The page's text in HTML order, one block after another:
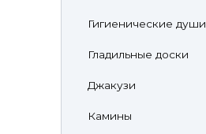
Гигиенические души
Гладильные доски
Джакузи
Камины